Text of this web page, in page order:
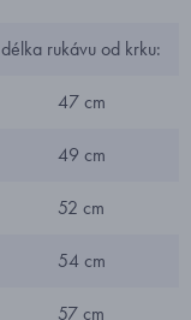
délka rukávu od krku:
47 cm
49 cm
52 cm
54 cm
57 cm